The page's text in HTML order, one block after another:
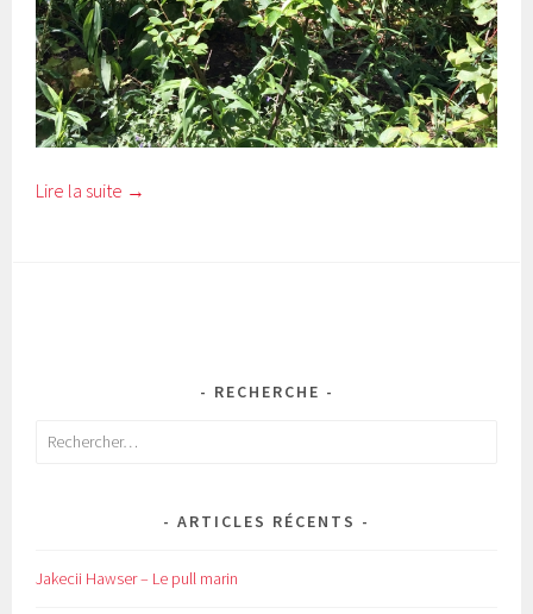
Lire la suite →
RECHERCHE
Rechercher :
ARTICLES RÉCENTS
Jakecii Hawser – Le pull marin